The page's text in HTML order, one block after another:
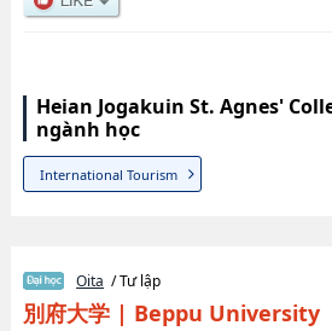
Heian Jogakuin St. Agnes'
ngành học
International Tourism
Oita / Tư lập
別府大学| Beppu University